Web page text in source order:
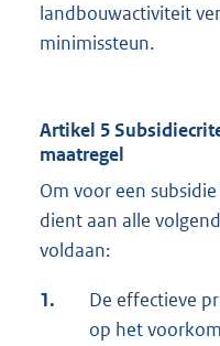
landbouwactiviteit
minimissteun.
Artikel 5
maatregel
Om voor een
dient aan alle
voldaan:
1.
De effectieve
op het